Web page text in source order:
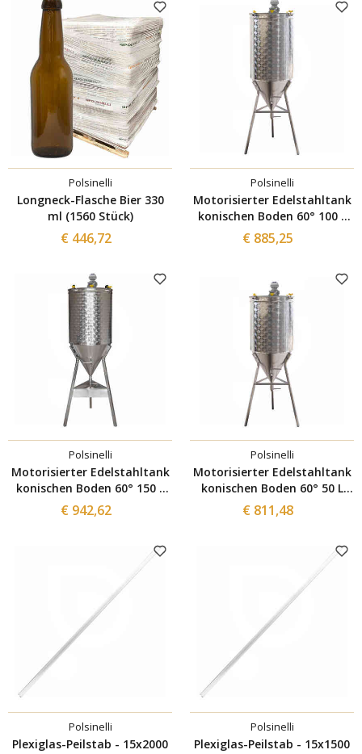
Polsinelli
Longneck-Flasche Bier 330
ml (1560 Stück)
€ 446,72
Polsinelli
Motorisierter Edelstahltank
konischen Boden 60° 100 L
mit Inverter
€ 885,25
Polsinelli
Motorisierter Edelstahltank
konischen Boden 60° 150 L
mit Inverter
€ 942,62
Polsinelli
Motorisierter Edelstahltank
konischen Boden 60° 50 L
mit Inverter
€ 811,48
Polsinelli
Plexiglas-Peilstab - 15x2000
Polsinelli
Plexiglas-Peilstab - 15x1500